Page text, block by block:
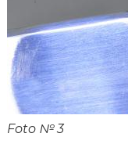
Foto № 3